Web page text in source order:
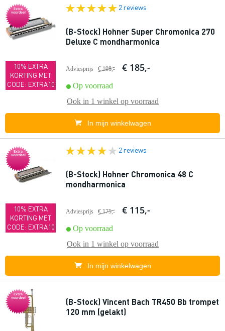
Extra
voordeel
10% EXTRA
KORTING MET
CODE: EXTRA10
2 reviews
(B-Stock) Hohner Super Chromonica 270
Deluxe C mondharmonica
Adviesprijs € 198,- € 185,-
Op voorraad
Ook in 1 winkel op voorraad
In mijn winkelwagen
Extra
voordeel
10% EXTRA
KORTING MET
CODE: EXTRA10
2 reviews
(B-Stock) Hohner Chromonica 48 C
mondharmonica
Adviesprijs € 175,- € 115,-
Op voorraad
Ook in 1 winkel op voorraad
In mijn winkelwagen
Extra
voordeel
(B-Stock) Vincent Bach TR450 Bb trompet
120 mm (gelakt)